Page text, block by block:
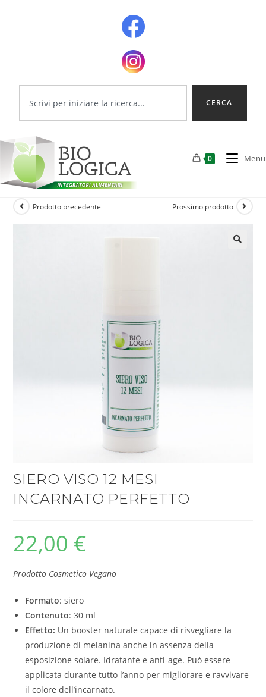
CERCA
0 Menu
Prodotto precedente Prossimo prodotto
SIERO VISO 12 MESI
INCARNATO PERFETTO
22,00 €
Prodotto Cosmetico Vegano
Formato: siero
Contenuto: 30 ml
Effetto: Un booster naturale capace di risvegliare la
produzione di melanina anche in assenza della
esposizione solare. Idratante e anti-age. Può essere
applicata durante tutto l’anno per migliorare e ravvivare
il colore dell’incarnato.